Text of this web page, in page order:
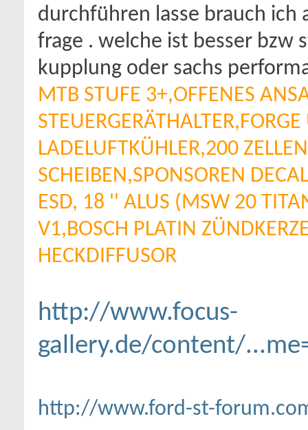
durchführen lasse brauch
frage . welche ist besser bzw
kupplung oder sachs
MTB STUFE 3+,OFFENES
LADELUFTKÜHLER,200
SCHEIBEN,SPONSOREN
ESD, 18 '' ALUS (MSW 20
V1,BOSCH PLATIN
HECKDIFFUSOR
http://www.focus-
gallery.de/content/
http://www.ford-st-